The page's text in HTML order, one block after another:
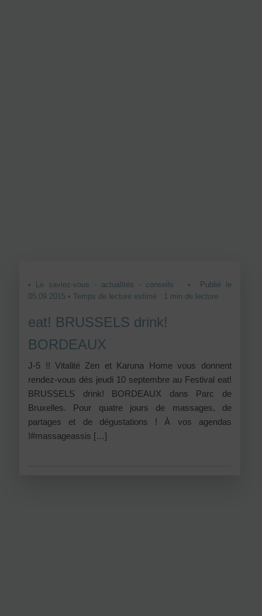
• Le saviez-vous - actualités - conseils • Publié le
05.09.2015 • Temps de lecture estimé : 1 min de lecture
eat! BRUSSELS drink!
BORDEAUX
J-5 !! Vitalité Zen et Karuna Home vous donnent
rendez-vous dés jeudi 10 septembre au Festival eat!
BRUSSELS drink! BORDEAUX dans Parc de
Bruxelles. Pour quatre jours de massages, de
partages et de dégustations ! À vos agendas
!#massageassis […]